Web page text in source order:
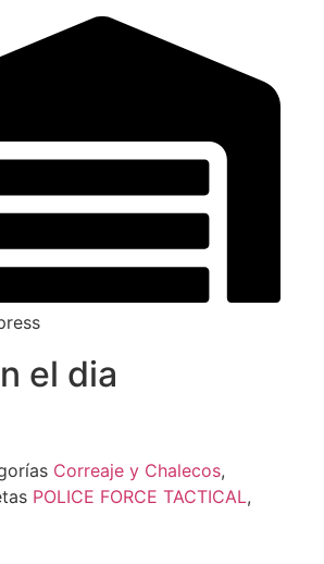
el dia
Correaje y Chalecos,
POLICE FORCE TACTICAL,